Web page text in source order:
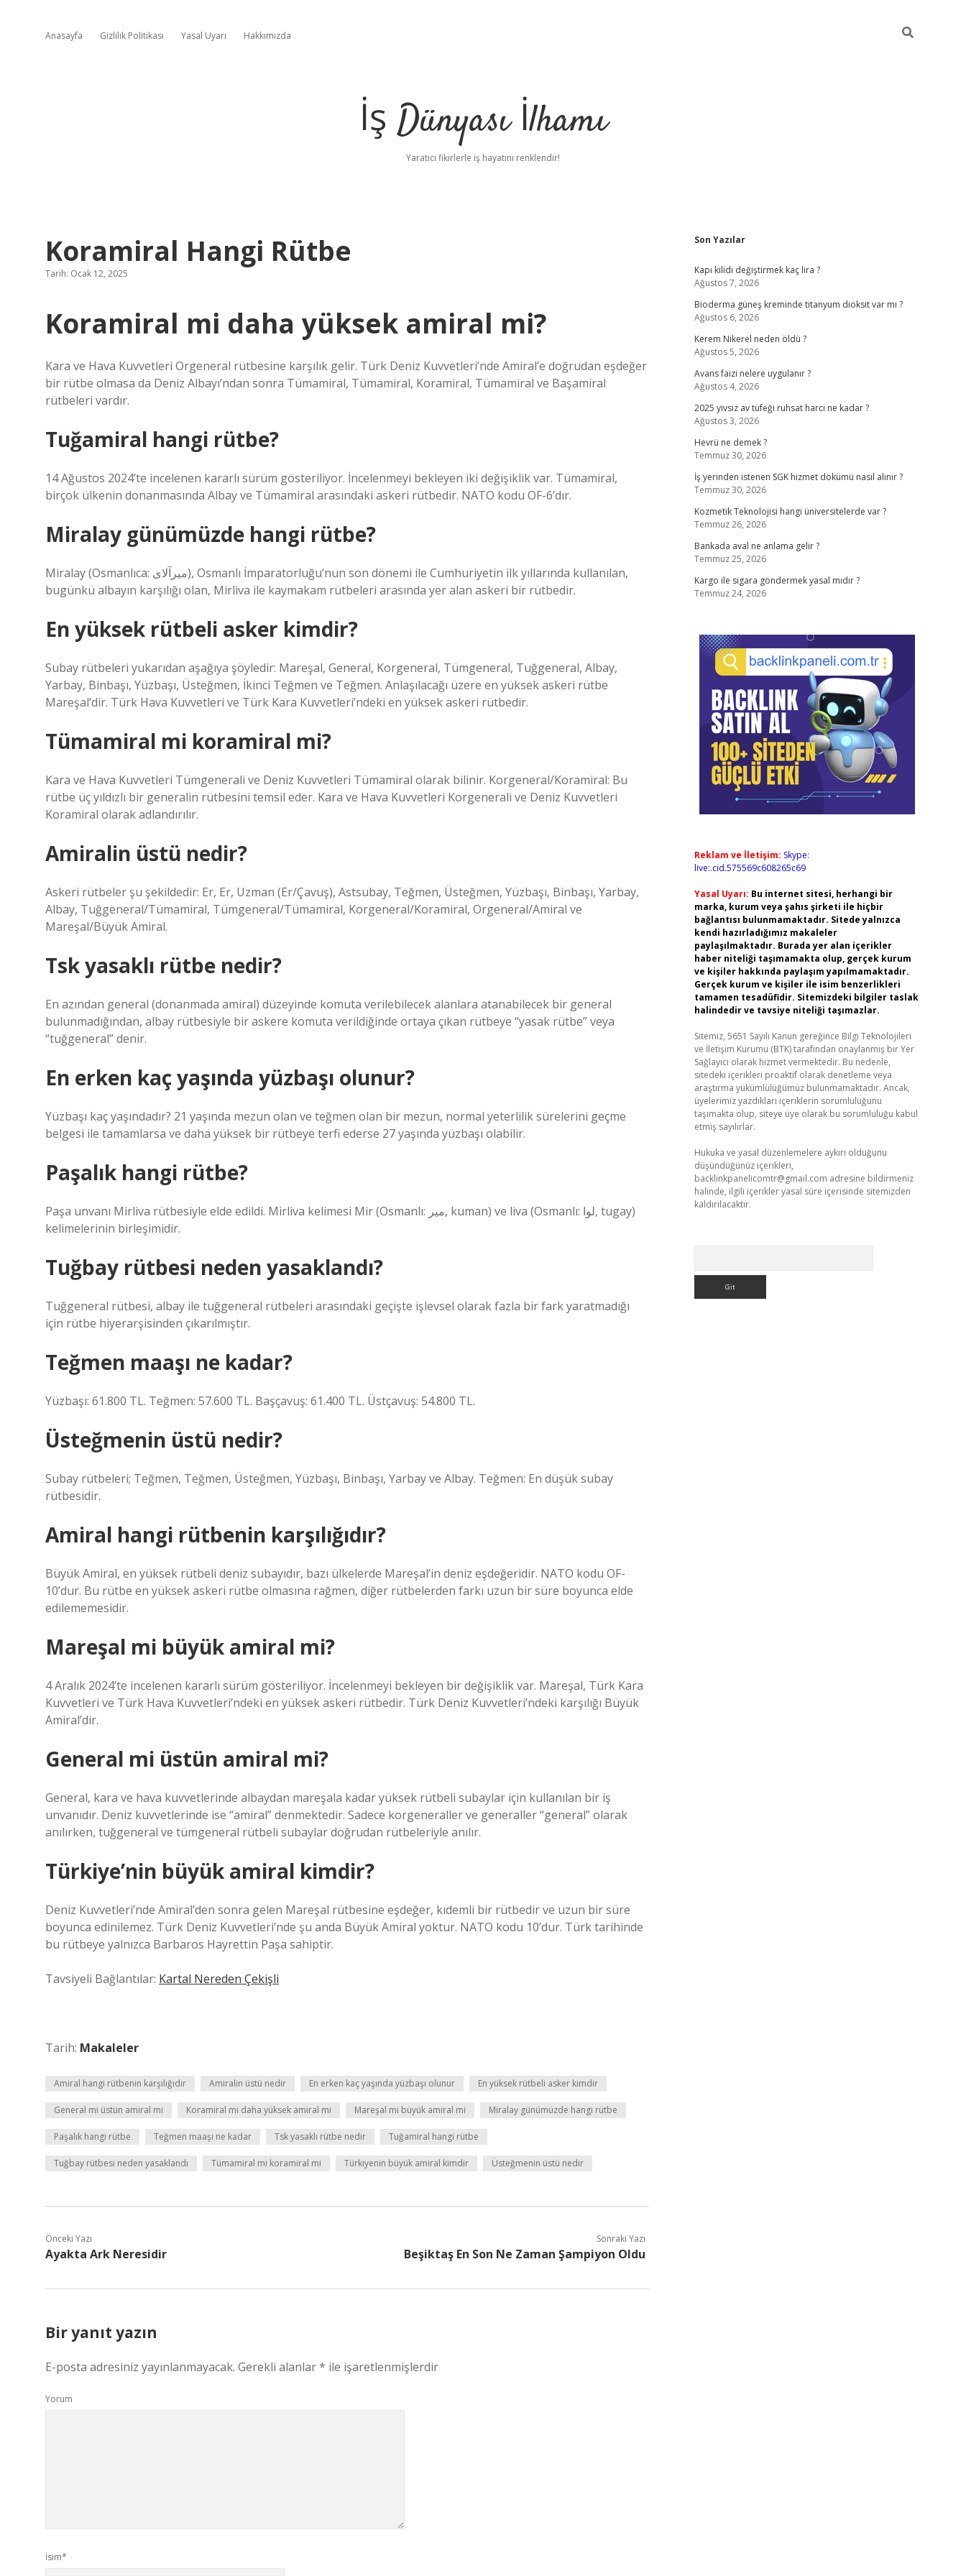
Anasayfa Gizlilik Politikası Yasal Uyarı Hakkımızda
İş Dünyası İlhamı
Yaratıcı fikirlerle iş hayatını renklendir!
Koramiral Hangi Rütbe
Tarih: Ocak 12, 2025
Koramiral mi daha yüksek amiral mi?
Kara ve Hava Kuvvetleri Orgeneral rütbesine karşılık gelir. Türk Deniz Kuvvetleri’nde Amiral’e doğrudan eşdeğer
bir rütbe olmasa da Deniz Albayı’ndan sonra Tümamiral, Tümamiral, Koramiral, Tümamiral ve Başamiral
rütbeleri vardır.
Tuğamiral hangi rütbe?
14 Ağustos 2024’te incelenen kararlı sürüm gösteriliyor. İncelenmeyi bekleyen iki değişiklik var. Tümamiral,
birçok ülkenin donanmasında Albay ve Tümamiral arasındaki askeri rütbedir. NATO kodu OF-6’dır.
Miralay günümüzde hangi rütbe?
Miralay (Osmanlıca: ميرآلای), Osmanlı İmparatorluğu’nun son dönemi ile Cumhuriyetin ilk yıllarında kullanılan,
bugünkü albayın karşılığı olan, Mirliva ile kaymakam rütbeleri arasında yer alan askeri bir rütbedir.
En yüksek rütbeli asker kimdir?
Subay rütbeleri yukarıdan aşağıya şöyledir: Mareşal, General, Korgeneral, Tümgeneral, Tuğgeneral, Albay,
Yarbay, Binbaşı, Yüzbaşı, Üsteğmen, İkinci Teğmen ve Teğmen. Anlaşılacağı üzere en yüksek askeri rütbe
Mareşal’dir. Türk Hava Kuvvetleri ve Türk Kara Kuvvetleri’ndeki en yüksek askeri rütbedir.
Tümamiral mi koramiral mi?
Kara ve Hava Kuvvetleri Tümgenerali ve Deniz Kuvvetleri Tümamiral olarak bilinir. Korgeneral/Koramiral: Bu
rütbe üç yıldızlı bir generalin rütbesini temsil eder. Kara ve Hava Kuvvetleri Korgenerali ve Deniz Kuvvetleri
Koramiral olarak adlandırılır.
Amiralin üstü nedir?
Askeri rütbeler şu şekildedir: Er, Er, Uzman (Er/Çavuş), Astsubay, Teğmen, Üsteğmen, Yüzbaşı, Binbaşı, Yarbay,
Albay, Tuğgeneral/Tümamiral, Tümgeneral/Tümamiral, Korgeneral/Koramiral, Orgeneral/Amiral ve
Mareşal/Büyük Amiral.
Tsk yasaklı rütbe nedir?
En azından general (donanmada amiral) düzeyinde komuta verilebilecek alanlara atanabilecek bir general
bulunmadığından, albay rütbesiyle bir askere komuta verildiğinde ortaya çıkan rütbeye “yasak rütbe” veya
“tuğgeneral” denir.
En erken kaç yaşında yüzbaşı olunur?
Yüzbaşı kaç yaşındadır? 21 yaşında mezun olan ve teğmen olan bir mezun, normal yeterlilik sürelerini geçme
belgesi ile tamamlarsa ve daha yüksek bir rütbeye terfi ederse 27 yaşında yüzbaşı olabilir.
Paşalık hangi rütbe?
Paşa unvanı Mirliva rütbesiyle elde edildi. Mirliva kelimesi Mir (Osmanlı: مير, kuman) ve liva (Osmanlı: لوا, tugay)
kelimelerinin birleşimidir.
Tuğbay rütbesi neden yasaklandı?
Tuğgeneral rütbesi, albay ile tuğgeneral rütbeleri arasındaki geçişte işlevsel olarak fazla bir fark yaratmadığı
için rütbe hiyerarşisinden çıkarılmıştır.
Teğmen maaşı ne kadar?
Yüzbaşı: 61.800 TL. Teğmen: 57.600 TL. Başçavuş: 61.400 TL. Üstçavuş: 54.800 TL.
Üsteğmenin üstü nedir?
Subay rütbeleri; Teğmen, Teğmen, Üsteğmen, Yüzbaşı, Binbaşı, Yarbay ve Albay. Teğmen: En düşük subay
rütbesidir.
Amiral hangi rütbenin karşılığıdır?
Büyük Amiral, en yüksek rütbeli deniz subayıdır, bazı ülkelerde Mareşal’in deniz eşdeğeridir. NATO kodu OF-
10’dur. Bu rütbe en yüksek askeri rütbe olmasına rağmen, diğer rütbelerden farkı uzun bir süre boyunca elde
edilememesidir.
Mareşal mi büyük amiral mi?
4 Aralık 2024’te incelenen kararlı sürüm gösteriliyor. İncelenmeyi bekleyen bir değişiklik var. Mareşal, Türk Kara
Kuvvetleri ve Türk Hava Kuvvetleri’ndeki en yüksek askeri rütbedir. Türk Deniz Kuvvetleri’ndeki karşılığı Büyük
Amiral’dir.
General mi üstün amiral mi?
General, kara ve hava kuvvetlerinde albaydan mareşala kadar yüksek rütbeli subaylar için kullanılan bir iş
unvanıdır. Deniz kuvvetlerinde ise “amiral” denmektedir. Sadece korgeneraller ve generaller “general” olarak
anılırken, tuğgeneral ve tümgeneral rütbeli subaylar doğrudan rütbeleriyle anılır.
Türkiye’nin büyük amiral kimdir?
Deniz Kuvvetleri’nde Amiral’den sonra gelen Mareşal rütbesine eşdeğer, kıdemli bir rütbedir ve uzun bir süre
boyunca edinilemez. Türk Deniz Kuvvetleri’nde şu anda Büyük Amiral yoktur. NATO kodu 10’dur. Türk tarihinde
bu rütbeye yalnızca Barbaros Hayrettin Paşa sahiptir.
Tavsiyeli Bağlantılar: Kartal Nereden Çekişli
Tarih: Makaleler
Amiral hangi rütbenin karşılığıdır Amiralin üstü nedir En erken kaç yaşında yüzbaşı olunur En yüksek rütbeli asker kimdir
General mi üstün amiral mi Koramiral mi daha yüksek amiral mi Mareşal mi büyük amiral mi Miralay günümüzde hangi rütbe
Paşalık hangi rütbe Teğmen maaşı ne kadar Tsk yasaklı rütbe nedir Tuğamiral hangi rütbe
Tuğbay rütbesi neden yasaklandı Tümamiral mi koramiral mi Türkiyenin büyük amiral kimdir Üsteğmenin üstü nedir
Önceki Yazı
Ayakta Ark Neresidir
Sonraki Yazı
Beşiktaş En Son Ne Zaman Şampiyon Oldu
Bir yanıt yazın
E-posta adresiniz yayınlanmayacak. Gerekli alanlar* ile işaretlenmişlerdir
Yorum
İsim*
Sidebar
Son Yazılar
Kapı kilidi değiştirmek kaç lira ?
Ağustos 7, 2026
Bioderma güneş kreminde titanyum dioksit var mı ?
Ağustos 6, 2026
Kerem Nikerel neden öldü ?
Ağustos 5, 2026
Avans faizi nelere uygulanır ?
Ağustos 4, 2026
2025 yivsiz av tüfeği ruhsat harcı ne kadar ?
Ağustos 3, 2026
Hevrü ne demek ?
Temmuz 30, 2026
İş yerinden istenen SGK hizmet dökümü nasıl alınır ?
Temmuz 30, 2026
Kozmetik Teknolojisi hangi üniversitelerde var ?
Temmuz 26, 2026
Bankada aval ne anlama gelir ?
Temmuz 25, 2026
Kargo ile sigara göndermek yasal mıdır ?
Temmuz 24, 2026
Reklam ve İletişim: Skype:
live:.cid.575569c608265c69
Yasal Uyarı: Bu internet sitesi, herhangi bir
marka, kurum veya şahıs şirketi ile hiçbir
bağlantısı bulunmamaktadır. Sitede yalnızca
kendi hazırladığımız makaleler
paylaşılmaktadır. Burada yer alan içerikler
haber niteliği taşımamakta olup, gerçek kurum
ve kişiler hakkında paylaşım yapılmamaktadır.
Gerçek kurum ve kişiler ile isim benzerlikleri
tamamen tesadüfidir. Sitemizdeki bilgiler taslak
halindedir ve tavsiye niteliği taşımazlar.
Sitemiz, 5651 Sayılı Kanun gereğince Bilgi Teknolojileri
ve İletişim Kurumu (BTK) tarafından onaylanmış bir Yer
Sağlayıcı olarak hizmet vermektedir. Bu nedenle,
sitedeki içerikleri proaktif olarak denetleme veya
araştırma yükümlülüğümüz bulunmamaktadır. Ancak,
üyelerimiz yazdıkları içeriklerin sorumluluğunu
taşımakta olup, siteye üye olarak bu sorumluluğu kabul
etmiş sayılırlar.
Hukuka ve yasal düzenlemelere aykırı olduğunu
düşündüğünüz içerikleri,
backlinkpanelicomtr@gmail.com adresine bildirmeniz
halinde, ilgili içerikler yasal süre içerisinde sitemizden
kaldırılacaktır.